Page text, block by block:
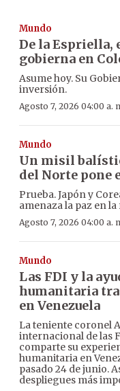
Mundo
De la Espriella,
gobierna en
Asume hoy. Su
inversión.
Agosto 7, 2026 04:00 a.
Mundo
Un misil
del Norte pone
Prueba. Japón y
amenaza la paz en
Agosto 7, 2026 04:00 a.
Mundo
Las FDI y la
humanitaria
en Venezuela
La teniente coronel
internacional de las
comparte su
humanitaria en
pasado 24 de junio.
despliegues más